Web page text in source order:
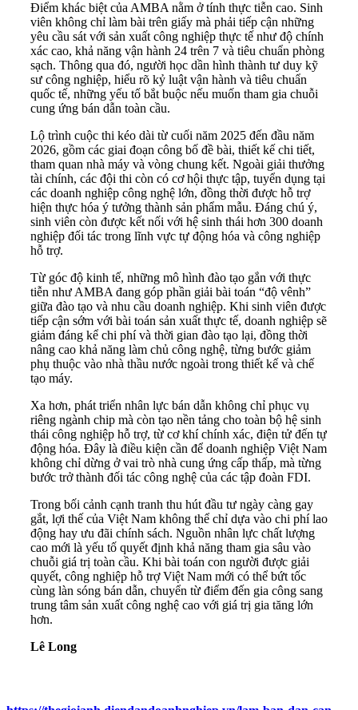
Điểm khác biệt của AMBA nằm ở tính thực tiễn cao. Sinh
viên không chỉ làm bài trên giấy mà phải tiếp cận những
yêu cầu sát với sản xuất công nghiệp thực tế như độ chính
xác cao, khả năng vận hành 24 trên 7 và tiêu chuẩn phòng
sạch. Thông qua đó, người học dần hình thành tư duy kỹ
sư công nghiệp, hiểu rõ kỷ luật vận hành và tiêu chuẩn
quốc tế, những yếu tố bắt buộc nếu muốn tham gia chuỗi
cung ứng bán dẫn toàn cầu.
Lộ trình cuộc thi kéo dài từ cuối năm 2025 đến đầu năm
2026, gồm các giai đoạn công bố đề bài, thiết kế chi tiết,
tham quan nhà máy và vòng chung kết. Ngoài giải thưởng
tài chính, các đội thi còn có cơ hội thực tập, tuyển dụng tại
các doanh nghiệp công nghệ lớn, đồng thời được hỗ trợ
hiện thực hóa ý tưởng thành sản phẩm mẫu. Đáng chú ý,
sinh viên còn được kết nối với hệ sinh thái hơn 300 doanh
nghiệp đối tác trong lĩnh vực tự động hóa và công nghiệp
hỗ trợ.
Từ góc độ kinh tế, những mô hình đào tạo gắn với thực
tiễn như AMBA đang góp phần giải bài toán “độ vênh”
giữa đào tạo và nhu cầu doanh nghiệp. Khi sinh viên được
tiếp cận sớm với bài toán sản xuất thực tế, doanh nghiệp sẽ
giảm đáng kể chi phí và thời gian đào tạo lại, đồng thời
nâng cao khả năng làm chủ công nghệ, từng bước giảm
phụ thuộc vào nhà thầu nước ngoài trong thiết kế và chế
tạo máy.
Xa hơn, phát triển nhân lực bán dẫn không chỉ phục vụ
riêng ngành chip mà còn tạo nền tảng cho toàn bộ hệ sinh
thái công nghiệp hỗ trợ, từ cơ khí chính xác, điện tử đến tự
động hóa. Đây là điều kiện cần để doanh nghiệp Việt Nam
không chỉ dừng ở vai trò nhà cung ứng cấp thấp, mà từng
bước trở thành đối tác công nghệ của các tập đoàn FDI.
Trong bối cảnh cạnh tranh thu hút đầu tư ngày càng gay
gắt, lợi thế của Việt Nam không thể chỉ dựa vào chi phí lao
động hay ưu đãi chính sách. Nguồn nhân lực chất lượng
cao mới là yếu tố quyết định khả năng tham gia sâu vào
chuỗi giá trị toàn cầu. Khi bài toán con người được giải
quyết, công nghiệp hỗ trợ Việt Nam mới có thể bứt tốc
cùng làn sóng bán dẫn, chuyển từ điểm đến gia công sang
trung tâm sản xuất công nghệ cao với giá trị gia tăng lớn
hơn.
Lê Long